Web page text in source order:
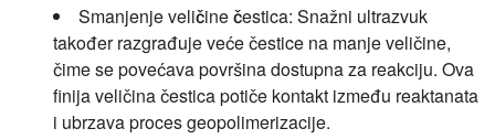
Smanjenje veličine čestica: Snažni ultrazvuk
također razgrađuje veće čestice na manje veličine,
čime se povećava površina dostupna za reakciju. Ova
finija veličina čestica potiče kontakt između reaktanata
i ubrzava proces geopolimerizacije.